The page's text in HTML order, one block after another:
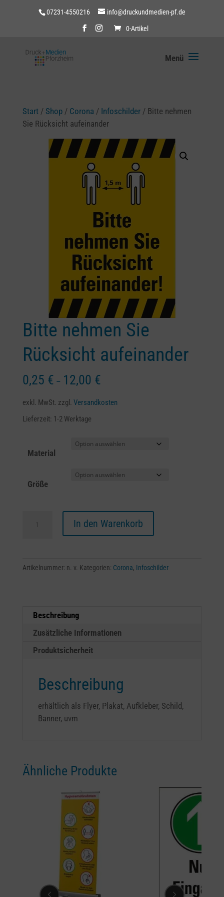
07231-4550216 info@druckundmedien-pf.de
0-Artikel
Start/ Shop/ Corona / Infoschilder/ Bitte nehmen
Sie Rücksicht aufeinander
Bitte nehmen Sie
Rücksicht aufeinander
0,25 € – 12,00 €
exkl. MwSt. zzgl. Versandkosten
Lieferzeit: 1-2 Werktage
Material
Größe
aufeinander
In den Warenkorb
r
Artikelnummer: n. v. Kategorien: Corona, Infoschilder
Beschreibung
Zusätzliche Informationen
Produktsicherheit
Beschreibung
erhältlich als Flyer, Plakat, Aufkleber, Schild,
Banner, uvm
Ähnliche Produkte